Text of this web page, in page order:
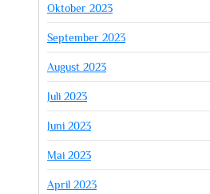
Oktober 2023
September 2023
August 2023
Juli 2023
Juni 2023
Mai 2023
April 2023